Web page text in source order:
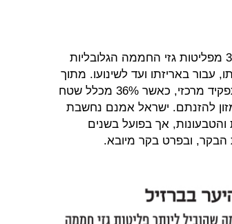
להערכת הפאנל הבינלאומי לשינוי אקלים, 37% מפליטות גזי החממה הגלובליות
עבור באריזתו ועד לשינועו. מתוך
אלו, צריכת בשר, ובפרט בשר בקר, משחקת תפקיד מרכזי, כאשר 36% מכלל שטח
להזנתם. ישראל אמנם נחשבת
אך בפועל בשנים
הבקר, ובפרט בקר מיובא.